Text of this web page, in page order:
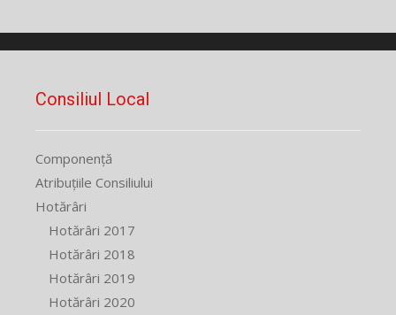
Consiliul Local
Componență
Atribuțiile Consiliului
Hotărâri
Hotărâri 2017
Hotărâri 2018
Hotărâri 2019
Hotărâri 2020